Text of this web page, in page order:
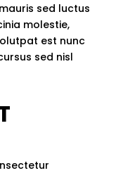
sed luctus
molestie,
est nunc
sed nisl